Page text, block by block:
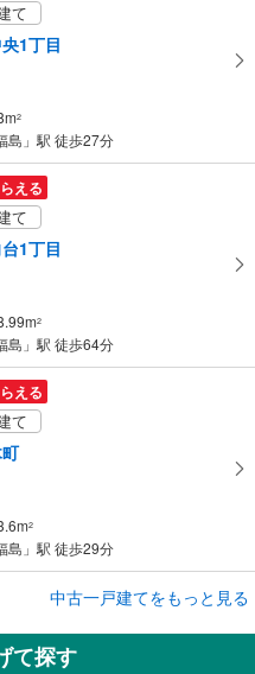
て
1丁目
2
島」駅 徒歩27分
える
て
1丁目
2
島」駅 徒歩64分
える
て
2
島」駅 徒歩29分
町
中古一戸建てをもっと見る
て探す